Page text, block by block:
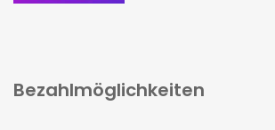
Bezahlmöglichkeiten